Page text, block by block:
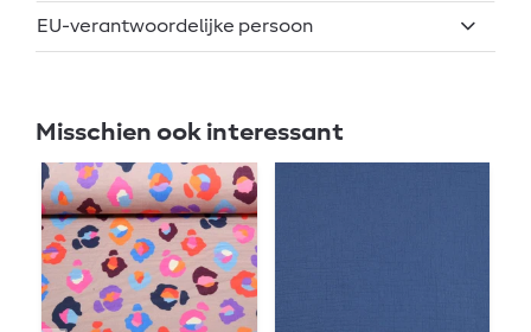
EU-verantwoordelijke persoon
Misschien ook interessant